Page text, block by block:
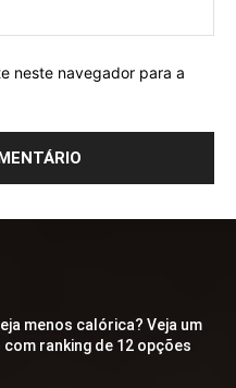
neste navegador para a
menos calórica? Veja um
ranking de 12 opções